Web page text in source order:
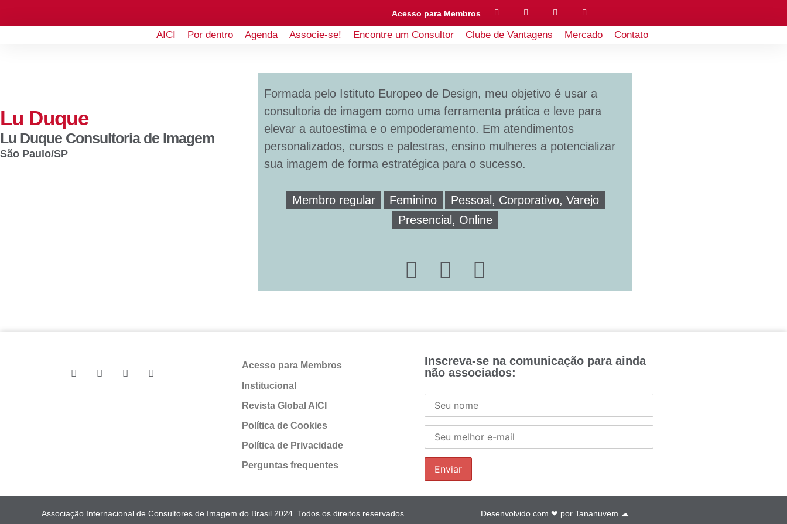
Acesso para Membros
AICI Por dentro Agenda Associe-se! Encontre um Consultor Clube de Vantagens Mercado Contato
Lu Duque
Lu Duque Consultoria de Imagem
São Paulo/SP
Formada pelo Istituto Europeo de Design, meu objetivo é usar a
consultoria de imagem como uma ferramenta prática e leve para
elevar a autoestima e o empoderamento. Em atendimentos
personalizados, cursos e palestras, ensino mulheres a potencializar
sua imagem de forma estratégica para o sucesso.
Membro regular Feminino
Pessoal, Corporativo, Varejo
Presencial, Online
Acesso para Membros
Institucional
Revista Global AICI
Política de Cookies
Política de Privacidade
Perguntas frequentes
Inscreva-se na comunicação para ainda
não associados:
Associação Internacional de Consultores de Imagem do Brasil 2024. Todos os direitos reservados. Desenvolvido com ❤ por Tananuvem ☁